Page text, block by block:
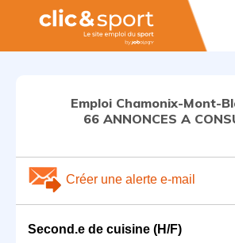
Emploi Chamonix-Mont-
66 ANNONCES A
Créer une alerte e-mail
Second.e de cuisine (H/F)